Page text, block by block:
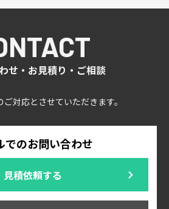
せ・お見積り・ご相談
対応とさせていただきます。
でのお問い合わせ
見積依頼する